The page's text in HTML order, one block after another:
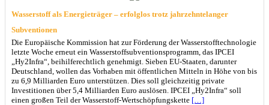
Wasserstoff als Energieträger – erfolglos trotz jahrzehntelanger
Subventionen
Die Europäische Kommission hat zur Förderung der Wasserstofftechnologie
letzte Woche erneut ein Wasserstoffsubventionsprogramm, das IPCEI
„Hy2Infra“, beihilferechtlich genehmigt. Sieben EU-Staaten, darunter
Deutschland, wollen das Vorhaben mit öffentlichen Mitteln in Höhe von bis
zu 6,9 Milliarden Euro unterstützen. Dies soll gleichzeitig private
Investitionen über 5,4 Milliarden Euro auslösen. IPCEI „Hy2Infra“ soll
einen großen Teil der Wasserstoff-Wertschöpfungskette […]